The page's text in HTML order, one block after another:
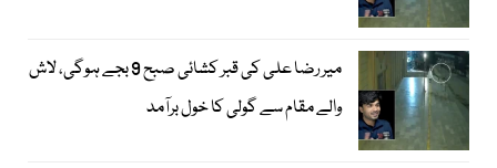
میر رضا علی کی قبر کشائی صبح 9 بجے ہوگی، لاش
والے مقام سے گولی کا خول برآمد